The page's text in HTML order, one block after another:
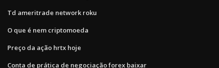
Td ameritrade network roku
O que é nem criptomoeda
Preço da ação hrtx hoje
Conta de prática de negociação forex baixar